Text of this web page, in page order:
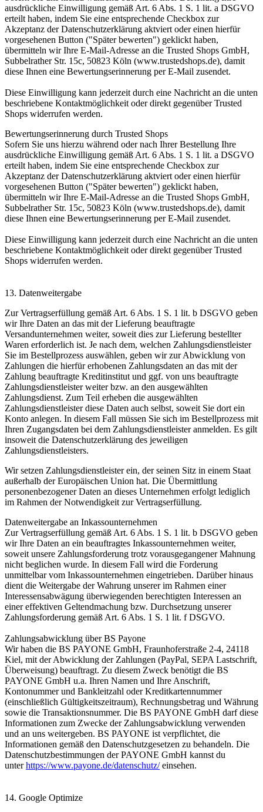
ausdrückliche Einwilligung gemäß Art. 6 Abs. 1 S. 1 lit. a DSGVO
erteilt haben, indem Sie eine entsprechende Checkbox zur
Akzeptanz der Datenschutzerklärung aktviert oder einen hierfür
vorgesehenen Button ("Später bewerten") geklickt haben,
übermitteln wir Ihre E-Mail-Adresse an die Trusted Shops GmbH,
Subbelrather Str. 15c, 50823 Köln (www.trustedshops.de), damit
diese Ihnen eine Bewertungserinnerung per E-Mail zusendet.
Diese Einwilligung kann jederzeit durch eine Nachricht an die unten
beschriebene Kontaktmöglichkeit oder direkt gegenüber Trusted
Shops widerrufen werden.
Bewertungserinnerung durch Trusted Shops
Sofern Sie uns hierzu während oder nach Ihrer Bestellung Ihre
ausdrückliche Einwilligung gemäß Art. 6 Abs. 1 S. 1 lit. a DSGVO
erteilt haben, indem Sie eine entsprechende Checkbox zur
Akzeptanz der Datenschutzerklärung aktviert oder einen hierfür
vorgesehenen Button ("Später bewerten") geklickt haben,
übermitteln wir Ihre E-Mail-Adresse an die Trusted Shops GmbH,
Subbelrather Str. 15c, 50823 Köln (www.trustedshops.de), damit
diese Ihnen eine Bewertungserinnerung per E-Mail zusendet.
Diese Einwilligung kann jederzeit durch eine Nachricht an die unten
beschriebene Kontaktmöglichkeit oder direkt gegenüber Trusted
Shops widerrufen werden.
13. Datenweitergabe
Zur Vertragserfüllung gemäß Art. 6 Abs. 1 S. 1 lit. b DSGVO geben
wir Ihre Daten an das mit der Lieferung beauftragte
Versandunternehmen weiter, soweit dies zur Lieferung bestellter
Waren erforderlich ist. Je nach dem, welchen Zahlungsdienstleister
Sie im Bestellprozess auswählen, geben wir zur Abwicklung von
Zahlungen die hierfür erhobenen Zahlungsdaten an das mit der
Zahlung beauftragte Kreditinstitut und ggf. von uns beauftragte
Zahlungsdienstleister weiter bzw. an den ausgewählten
Zahlungsdienst. Zum Teil erheben die ausgewählten
Zahlungsdienstleister diese Daten auch selbst, soweit Sie dort ein
Konto anlegen. In diesem Fall müssen Sie sich im Bestellprozess mit
Ihren Zugangsdaten bei dem Zahlungsdienstleister anmelden. Es gilt
insoweit die Datenschutzerklärung des jeweiligen
Zahlungsdienstleisters.
Wir setzen Zahlungsdienstleister ein, der seinen Sitz in einem Staat
außerhalb der Europäischen Union hat. Die Übermittlung
personenbezogener Daten an dieses Unternehmen erfolgt lediglich
im Rahmen der Notwendigkeit zur Vertragserfüllung.
Datenweitergabe an Inkassounternehmen
Zur Vertragserfüllung gemäß Art. 6 Abs. 1 S. 1 lit. b DSGVO geben
wir Ihre Daten an ein beauftragtes Inkassounternehmen weiter,
soweit unsere Zahlungsforderung trotz vorausgegangener Mahnung
nicht beglichen wurde. In diesem Fall wird die Forderung
unmittelbar vom Inkassounternehmen eingetrieben. Darüber hinaus
dient die Weitergabe der Wahrung unserer im Rahmen einer
Interessensabwägung überwiegenden berechtigten Interessen an
einer effektiven Geltendmachung bzw. Durchsetzung unserer
Zahlungsforderung gemäß Art. 6 Abs. 1 S. 1 lit. f DSGVO.
Zahlungsabwicklung über BS Payone
Wir haben die BS PAYONE GmbH, Fraunhoferstraße 2-4, 24118
Kiel, mit der Abwicklung der Zahlungen (PayPal, SEPA Lastschrift,
Überweisung) beauftragt. Zu diesem Zweck benötigt die BS
PAYONE GmbH u.a. Ihren Namen und Ihre Anschrift,
Kontonummer und Bankleitzahl oder Kreditkartennummer
(einschließlich Gültigkeitszeitraum), Rechnungsbetrag und Währung
sowie die Transaktionsnummer. Die BS PAYONE GmbH darf diese
Informationen zum Zwecke der Zahlungsabwicklung verwenden
und an uns weitergeben. BS PAYONE ist verpflichtet, die
Informationen gemäß den Datenschutzgesetzen zu behandeln. Die
Datenschutzbestimmungen der PAYONE GmbH kannst du
unterhttps://www.payone.de/datenschutz/einsehen.
14. Google Optimize